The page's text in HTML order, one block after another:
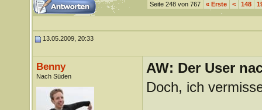
Seite 248 von 767 «Erste < 148
13.05.2009, 20:33
Benny
Nach Süden
AW: Der User
Doch, ich